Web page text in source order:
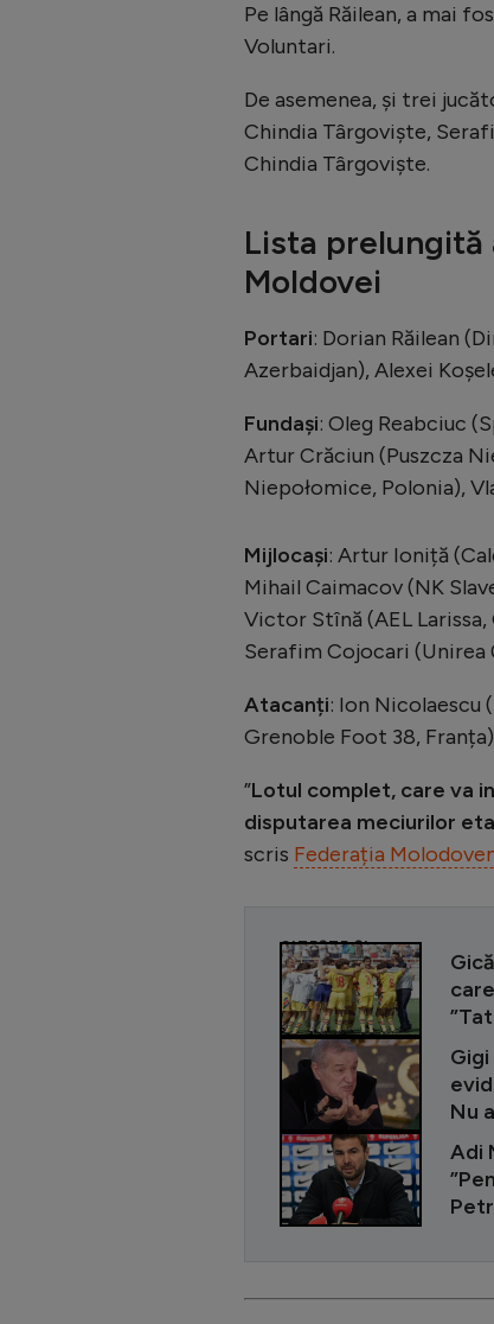
Pe lângă Răilean, a mai
Voluntari.
De asemenea, și trei
Chindia Târgoviște,
Chindia Târgoviște.
Lista prelungită
Moldovei
Portari: Dorian Răilean
Azerbaidjan), Alexei
Fundași: Oleg Reabciuc
Artur Crăciun (Puszcza
Niepołomice, Polonia),
Mijlocași: Artur Ioniță
Mihail Caimacov (NK
Victor Stînă (AEL
Serafim Cojocari (Unirea
Atacanți: Ion Nicolaescu
Grenoble Foot 38,
”Lotul complet, care va
disputarea meciurilor
scris Federația
CITEȘTE ȘI
Nu
Adi